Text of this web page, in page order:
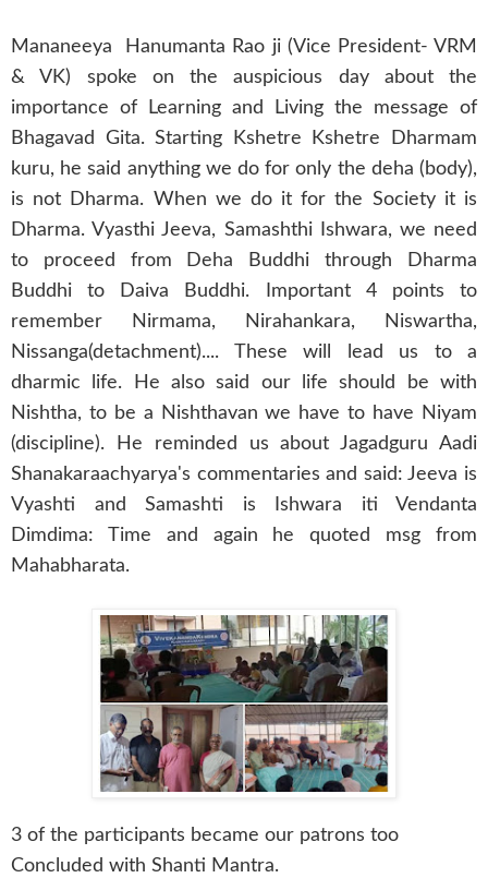
Mananeeya Hanumanta Rao ji (Vice President- VRM
& VK) spoke on the auspicious day about the
importance of Learning and Living the message of
Bhagavad Gita. Starting Kshetre Kshetre Dharmam
kuru, he said anything we do for only the deha (body),
is not Dharma. When we do it for the Society it is
Dharma. Vyasthi Jeeva, Samashthi Ishwara, we need
to proceed from Deha Buddhi through Dharma
Buddhi to Daiva Buddhi. Important 4 points to
remember Nirmama, Nirahankara, Niswartha,
Nissanga(detachment).... These will lead us to a
dharmic life. He also said our life should be with
Nishtha, to be a Nishthavan we have to have Niyam
(discipline). He reminded us about Jagadguru Aadi
Shanakaraachyarya's commentaries and said: Jeeva is
Vyashti and Samashti is Ishwara iti Vendanta
Dimdima: Time and again he quoted msg from
Mahabharata.
3 of the participants became our patrons too
Concluded with Shanti Mantra.